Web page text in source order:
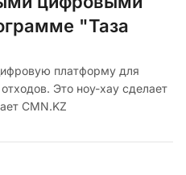
"Таза
платформу для
Это ноу-хау сделает
CMN.KZ